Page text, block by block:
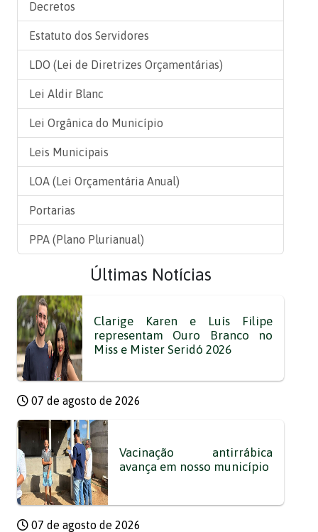
Decretos
Estatuto dos Servidores
LDO (Lei de Diretrizes Orçamentárias)
Lei Aldir Blanc
Lei Orgânica do Município
Leis Municipais
LOA (Lei Orçamentária Anual)
Portarias
PPA (Plano Plurianual)
Últimas Notícias
Clarige Karen e Luís Filipe
representam Ouro Branco no
Miss e Mister Seridó 2026
07 de agosto de 2026
Vacinação antirrábica
avança em nosso município
07 de agosto de 2026